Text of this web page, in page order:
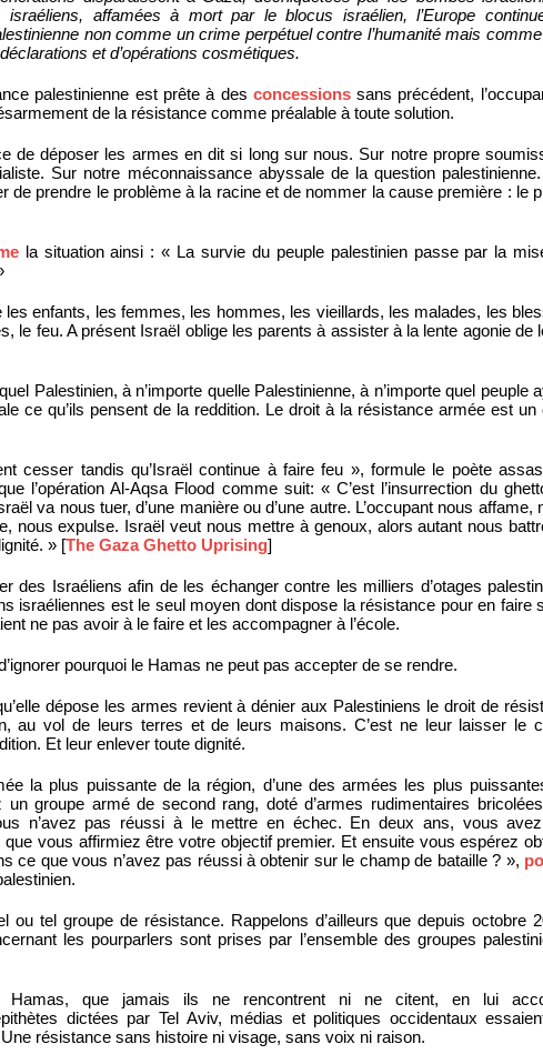
affamées à mort par le blocus israélien, l’Europe
non comme un crime perpétuel contre l’humanité mais
et d’opérations cosmétiques.
palestinienne est prête à des concessionssans précédent,
de la résistance comme préalable à toute solution.
de déposer les armes en dit si long sur nous. Sur notre propre
Sur notre méconnaissance abyssale de la question
de prendre le problème à la racine et de nommer la cause première : le
la situation ainsi : « La survie du peuple palestinien passe par la
les enfants, les femmes, les hommes, les vieillards, les malades, les
le feu. A présent Israël oblige les parents à assister à la lente agonie de
Palestinien, à n’importe quelle Palestinienne, à n’importe quel peuple
ce qu’ils pensent de la reddition. Le droit à la résistance armée est un
cesser tandis qu’Israël continue à faire feu », formule le poète
l’opération Al-Aqsa Flood comme suit: « C’est l’insurrection du
va nous tuer, d’une manière ou d’une autre. L’occupant nous affame,
nous expulse. Israël veut nous mettre à genoux, alors autant nous
» [The Gaza Ghetto Uprising]
des Israéliens afin de les échanger contre les milliers d’otages
israéliennes est le seul moyen dont dispose la résistance pour en faire
ne pas avoir à le faire et les accompagner à l’école.
pourquoi le Hamas ne peut pas accepter de se rendre.
dépose les armes revient à dénier aux Palestiniens le droit de
au vol de leurs terres et de leurs maisons. C’est ne leur laisser le
Et leur enlever toute dignité.
la plus puissante de la région, d’une des armées les plus
un groupe armé de second rang, doté d’armes rudimentaires
n’avez pas réussi à le mettre en échec. En deux ans, vous
que vous affirmiez être votre objectif premier. Et ensuite vous espérez
ce que vous n’avez pas réussi à obtenir sur le champ de bataille ? »,
ou tel groupe de résistance. Rappelons d’ailleurs que depuis octobre
les pourparlers sont prises par l’ensemble des groupes
Hamas, que jamais ils ne rencontrent ni ne citent, en lui
dictées par Tel Aviv, médias et politiques occidentaux
résistance sans histoire ni visage, sans voix ni raison.